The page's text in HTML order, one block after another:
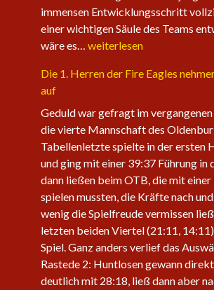
immensen Entwicklungsschritt
einer wichtigen Säule des Teams
wäre es… Saisonabschluss
Herrenteams
weiterlesen
Die 1. Herren der Fire Eagles
auf
Geduld war gefragt im
die vierte Mannschaft des
Tabellenletzte spielte in der ersten
und ging mit einer 39:37 Führung in
dann ließen beim OTB, die mit
spielen mussten, die Kräfte nach
wenig die Spielfreude vermissen
letzten beiden Viertel (21:11,
Spiel. Ganz anders verlief das
Rastede 2: Huntlosen gewann
deutlich mit 28:18, ließ dann aber